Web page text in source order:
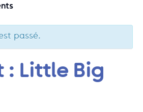
passé.
: Little Big